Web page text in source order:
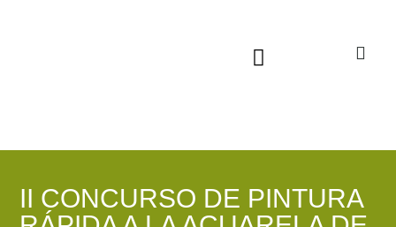
II CONCURSO DE PINTURA